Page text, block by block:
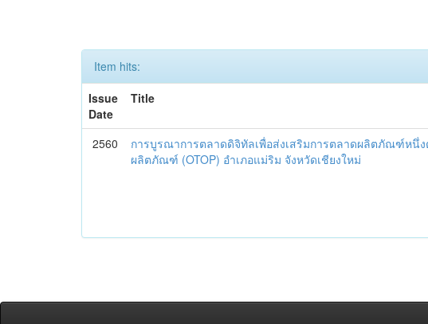
Item hits:
Issue
Date
Title
2560
การบูรณาการตลาดดิจิทัลเพื่อส่งเสริมการตลาดผลิตภัณฑ์หนึ่
ผลิตภัณฑ์ (OTOP) อำเภอแม่ริม จังหวัดเชียงใหม่